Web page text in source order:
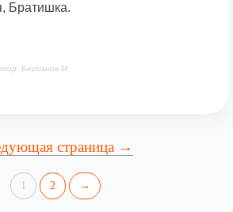
Братишка.
Берсанов М.
страница →
1 2 →